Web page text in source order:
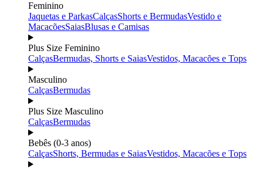
Feminino
Jaquetas e ParkasCalçasShorts e BermudasVestido e
MacacõesSaiasBlusas e Camisas
Plus Size Feminino
CalçasBermudas, Shorts e SaiasVestidos, Macacões e Tops
Masculino
CalçasBermudas
Plus Size Masculino
CalçasBermudas
Bebês (0-3 anos)
CalçasShorts, Bermudas e SaiasVestidos, Macacões e Tops